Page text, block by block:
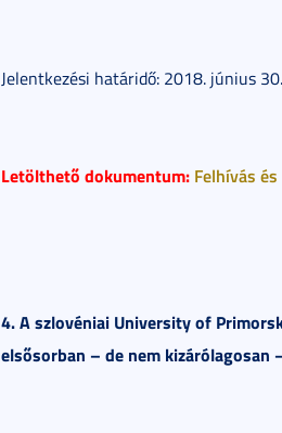
Jelentkezési határidő: 2018. június
Letölthető dokumentum: Felhívás
4. A szlovéniai University of
elsősorban – de nem kizárólagosan